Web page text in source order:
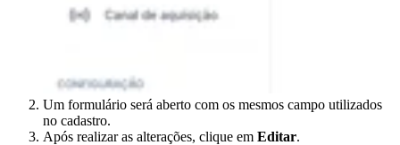
Um formulário será aberto com os mesmos campo utilizados
no cadastro.
Após realizar as alterações, clique em Editar.